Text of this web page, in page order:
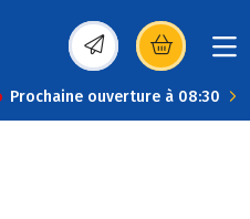
(s’ouvre dans une
Prochaine ouverture à 08:30